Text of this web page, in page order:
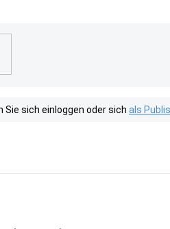
sich einloggen oder sich als